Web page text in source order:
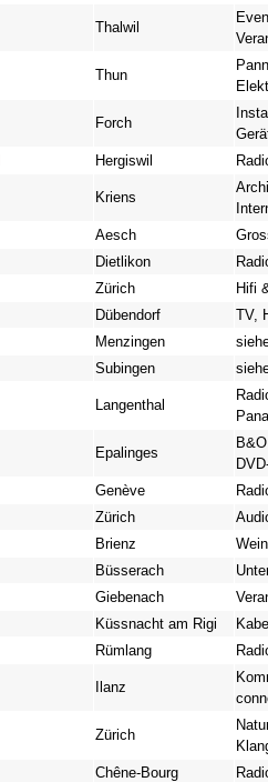
Thalwil
Thun
Forch
Hergiswil
Kriens
Aesch
Dietlikon
Zürich
Hifi
Dübendorf
TV,
Menzingen
Subingen
Langenthal
Epalinges
Genève
Zürich
Brienz
Büsserach
Giebenach
Küssnacht am Rigi
Rümlang
Ilanz
Zürich
Chêne-Bourg